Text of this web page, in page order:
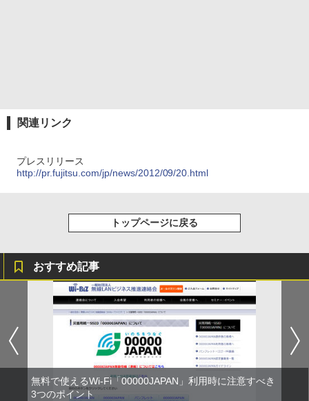
関連リンク
プレスリリース
http://pr.fujitsu.com/jp/news/2012/09/20.html
トップページに戻る
おすすめ記事
無料で使えるWi-Fi「00000JAPAN」利用時に注意すべき
3つのポイント